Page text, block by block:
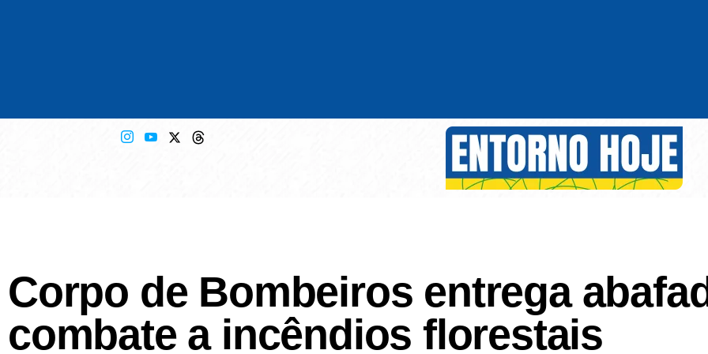
Corpo de Bombeiros entrega
combate a incêndios florestais